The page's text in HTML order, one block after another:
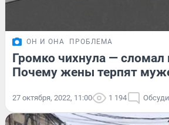
ОН И ОНА ПРОБЛЕМА
Громко чихнула — сломал
Почему жены терпят
27 октября, 2022, 11:00 1 194